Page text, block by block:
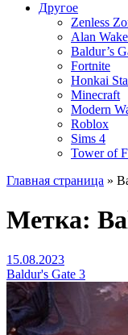
Другое
Zenless
Alan
Baldur’s
Fortnite
Honkai
Minecraft
Modern
Roblox
Sims 4
Tower of
Главная страница »
Метка:
15.08.2023
Baldur's Gate 3